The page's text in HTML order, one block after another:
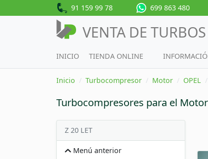
91 159 99 78 699 863 480
VENTA DE TURBOS
INICIO TIENDA ONLINE
Inicio Turbocompresor Motor OPEL
Turbocompresores para el Motor
Z 20 LET
Menú anterior